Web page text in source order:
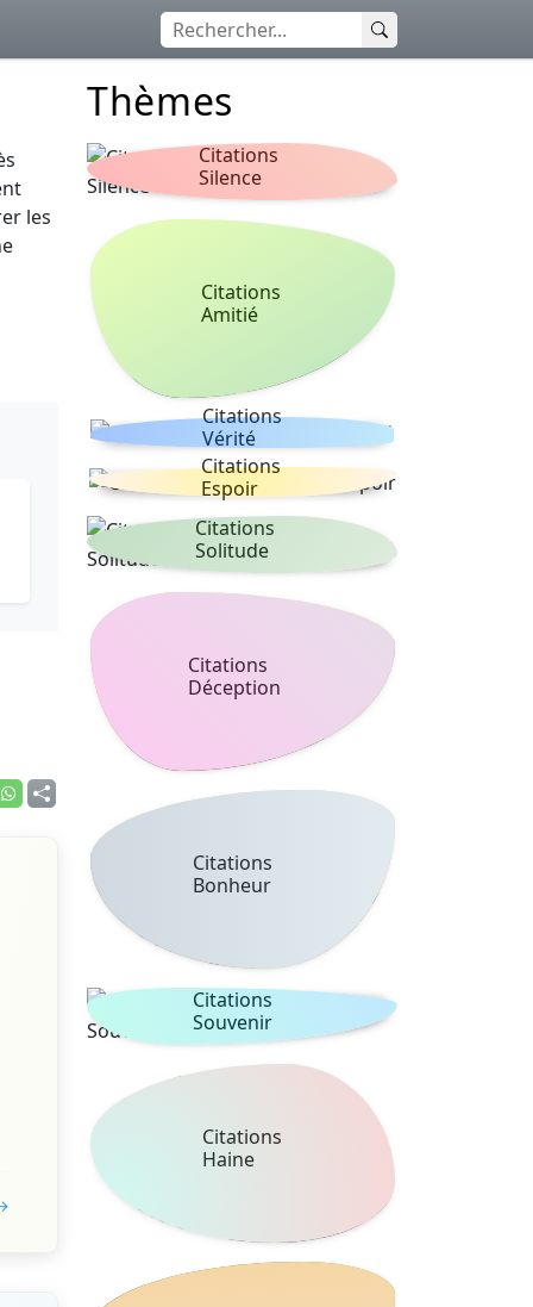
les
Thèmes
Citations
Silence
Citations
Amitié
Citations
Vérité
Citations
Espoir
Citations
Solitude
Citations
Déception
Citations
Bonheur
Citations
Souvenir
Citations
Haine